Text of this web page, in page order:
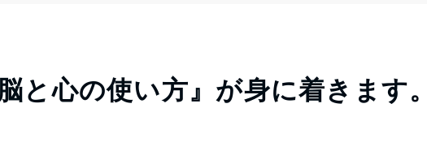
と心の使い方』が身に着きます。